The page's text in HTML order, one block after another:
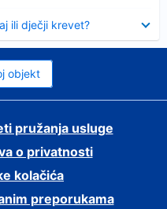
ili dječji krevet?
objekt
pružanja usluge
o privatnosti
kolačića
preporukama